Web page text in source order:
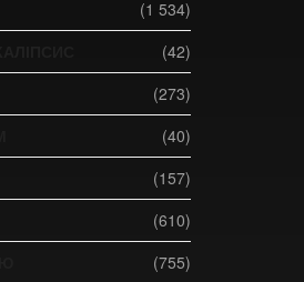
(1 534)
(42)
(273)
(40)
(157)
(610)
(755)